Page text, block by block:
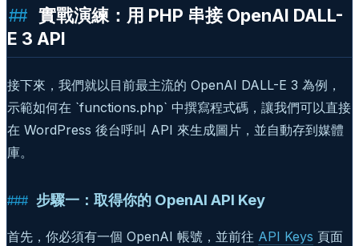
實戰演練：用 PHP 串接 OpenAI DALL-
E 3 API
接下來，我們就以目前最主流的 OpenAI DALL-E 3 為例，
示範如何在 `functions.php` 中撰寫程式碼，讓我們可以直接
在 WordPress 後台呼叫 API 來生成圖片，並自動存到媒體
庫。
步驟一：取得你的 OpenAI API Key
首先，你必須有一個 OpenAI 帳號，並前往 API Keys 頁面